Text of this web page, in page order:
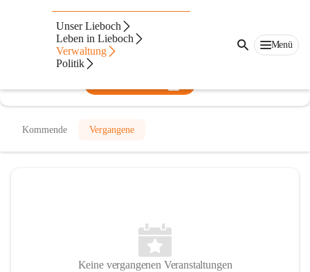
Unser Lieboch
Leben in Lieboch
Verwaltung
Politik
Menü
Volksschule Lieboch
@volksschule-lieboch
Volksschule
Kommende Vergangene
Keine vergangenen Veranstaltungen